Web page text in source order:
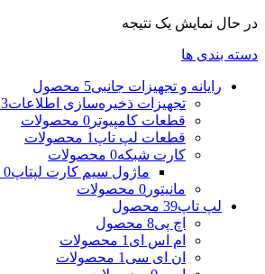
در حال نمایش یک نتیجه
دسته بندی ها
رایانه و تجهیزات جانبی5 محصول
تجهیزات ذخیره‌سازی اطلاعات3 محصول
قطعات کامپیوتر 0 محصولات
قطعات لپ تاپ 1 محصولات
کارت شبکه0 محصولات
ماژول سیم کارت لپتاپ0 محصولات
مانیتور 0 محصولات
لپ تاپ39 محصول
اچ پی8 محصول
ام اس ای 1 محصولات
ان ای سی 1 محصولات